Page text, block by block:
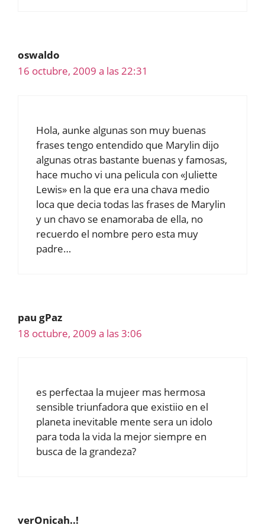
oswaldo
16 octubre, 2009 a las 22:31
Hola, aunke algunas son muy buenas
frases tengo entendido que Marylin dijo
algunas otras bastante buenas y famosas,
hace mucho vi una pelicula con «Juliette
Lewis» en la que era una chava medio
loca que decia todas las frases de Marylin
y un chavo se enamoraba de ella, no
recuerdo el nombre pero esta muy
padre…
pau gPaz
18 octubre, 2009 a las 3:06
es perfectaa la mujeer mas hermosa
sensible triunfadora que existiio en el
planeta inevitable mente sera un idolo
para toda la vida la mejor siempre en
busca de la grandeza?
verOnicah..!